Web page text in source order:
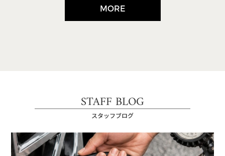
MORE
STAFF BLOG
スタッフブログ